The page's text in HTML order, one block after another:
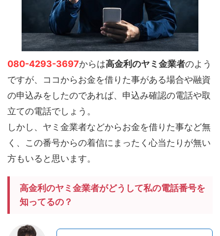
080-4293-3697からは高金利のヤミ金業者のよう
ですが、ココからお金を借りた事がある場合や融資
の申込みをしたのであれば、申込み確認の電話や取
立ての電話でしょう。
しかし、ヤミ金業者などからお金を借りた事など無
く、この番号からの着信にまったく心当たりが無い
方もいると思います。
高金利のヤミ金業者がどうして私の電話番号を
知ってるの？